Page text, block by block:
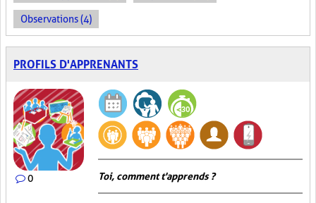
Observations (4)
PROFILS D'APPRENANTS
0 Toi, comment t'apprends ?